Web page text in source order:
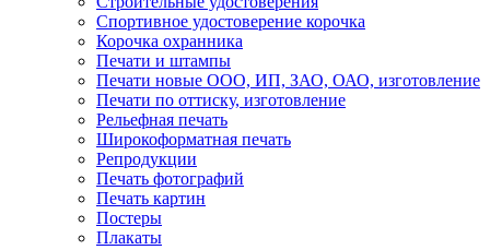
Спортивное удостоверение корочка
Корочка охранника
Печати и штампы
Печати новые ООО, ИП, ЗАО, ОАО, изготовление
Печати по оттиску, изготовление
Рельефная печать
Широкоформатная печать
Репродукции
Печать фотографий
Печать картин
Постеры
Плакаты